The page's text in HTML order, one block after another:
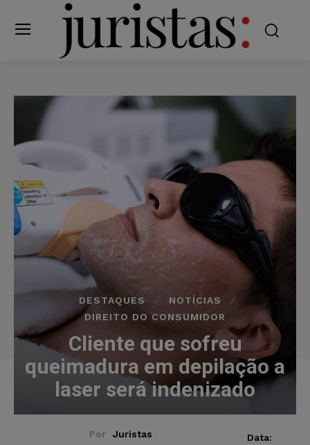
DESTAQUES
NOTÍCIAS
DIREITO DO CONSUMIDOR
Cliente que sofreu
queimadura em depilação a
laser será indenizado
Por Juristas
Data: